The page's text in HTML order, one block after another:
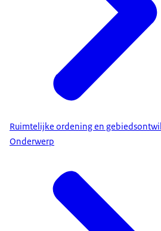
Ruimtelijke ordening en
Onderwerp